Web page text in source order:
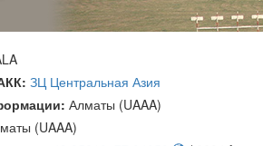
ЗЦ Центральная Азия
Алматы (UAAA)
(UAAA)